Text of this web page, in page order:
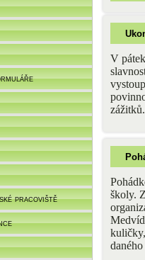
pracoviště
V
zážitků.
školy.